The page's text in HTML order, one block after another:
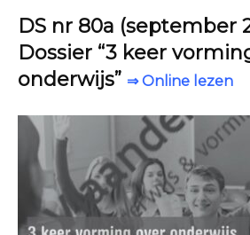
DS nr 80a (september
Dossier “3 keer
onderwijs” ⇒ Online lezen